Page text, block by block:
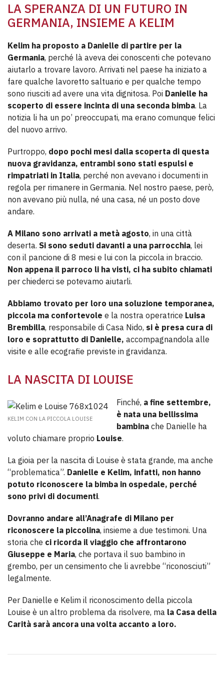
LA SPERANZA DI UN FUTURO IN
GERMANIA, INSIEME A KELIM
Kelim ha proposto a Danielle di partire per la
Germania, perché là aveva dei conoscenti che potevano
aiutarlo a trovare lavoro. Arrivati nel paese ha iniziato a
fare qualche lavoretto saltuario e per qualche tempo
sono riusciti ad avere una vita dignitosa. Poi Danielle ha
scoperto di essere incinta di una seconda bimba. La
notizia li ha un po’ preoccupati, ma erano comunque felici
del nuovo arrivo.
Purtroppo, dopo pochi mesi dalla scoperta di questa
nuova gravidanza, entrambi sono stati espulsi e
rimpatriati in Italia, perché non avevano i documenti in
regola per rimanere in Germania. Nel nostro paese, però,
non avevano più nulla, né una casa, né un posto dove
andare.
A Milano sono arrivati a metà agosto, in una città
deserta. Si sono seduti davanti a una parrocchia, lei
con il pancione di 8 mesi e lui con la piccola in braccio.
Non appena il parroco li ha visti, ci ha subito chiamati
per chiederci se potevamo aiutarli.
Abbiamo trovato per loro una soluzione temporanea,
piccola ma confortevole e la nostra operatrice Luisa
Brembilla, responsabile di Casa Nido, si è presa cura di
loro e soprattutto di Danielle, accompagnandola alle
visite e alle ecografie previste in gravidanza.
LA NASCITA DI LOUISE
KELIM CON LA PICCOLA LOUISE
Finché, a fine settembre,
è nata una bellissima
bambina che Danielle ha
voluto chiamare proprio Louise.
La gioia per la nascita di Louise è stata grande, ma anche
“problematica”. Danielle e Kelim, infatti, non hanno
potuto riconoscere la bimba in ospedale, perché
sono privi di documenti.
Dovranno andare all’Anagrafe di Milano per
riconoscere la piccolina, insieme a due testimoni. Una
storia che ci ricorda il viaggio che affrontarono
Giuseppe e Maria, che portava il suo bambino in
grembo, per un censimento che li avrebbe “riconosciuti”
legalmente.
Per Danielle e Kelim il riconoscimento della piccola
Louise è un altro problema da risolvere, ma la Casa della
Carità sarà ancora una volta accanto a loro.